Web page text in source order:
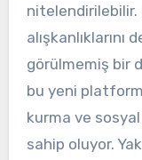
nitelendirilebilir.
görülmemiş bir
bu yeni
kurma ve
sahip oluyor.